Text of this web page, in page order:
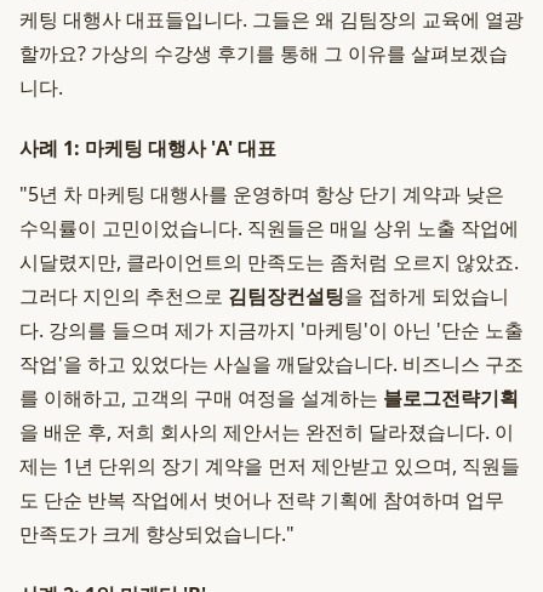
케팅 대행사 대표들입니다. 그들은 왜 김팀장의 교육에 열광
할까요? 가상의 수강생 후기를 통해 그 이유를 살펴보겠습
니다.
사례 1: 마케팅 대행사 'A' 대표
"5년 차 마케팅 대행사를 운영하며 항상 단기 계약과 낮은
수익률이 고민이었습니다. 직원들은 매일 상위 노출 작업에
시달렸지만, 클라이언트의 만족도는 좀처럼 오르지 않았죠.
그러다 지인의 추천으로 김팀장컨설팅을 접하게 되었습니
다. 강의를 들으며 제가 지금까지 '마케팅'이 아닌 '단순 노출
작업'을 하고 있었다는 사실을 깨달았습니다. 비즈니스 구조
를 이해하고, 고객의 구매 여정을 설계하는 블로그전략기획
을 배운 후, 저희 회사의 제안서는 완전히 달라졌습니다. 이
제는 1년 단위의 장기 계약을 먼저 제안받고 있으며, 직원들
도 단순 반복 작업에서 벗어나 전략 기획에 참여하며 업무
만족도가 크게 향상되었습니다."